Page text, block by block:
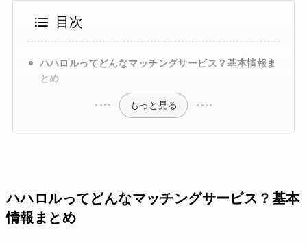
目次
ハハロルってどんなマッチングサービス？基本情報ま
とめ
もっと見る
ハハロルってどんなマッチングサービス？基本
情報まとめ